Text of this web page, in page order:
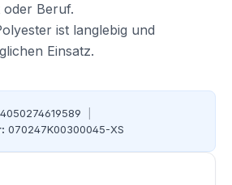
Beruf.
ist langlebig und
Einsatz.
4050274619589
070247K00300045-XS